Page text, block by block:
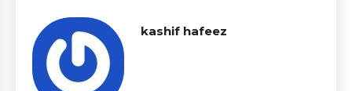
kashif hafeez